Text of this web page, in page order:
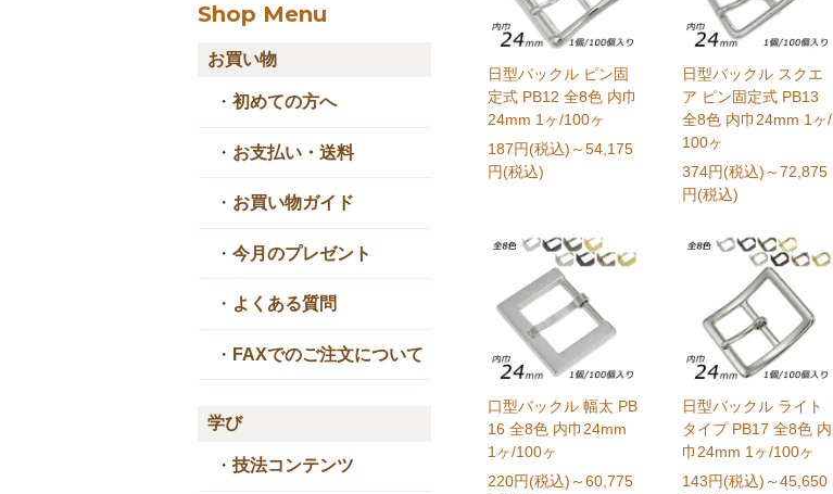
日型バックル ピン固
定式 PB12 全8色 内巾
24mm 1ヶ/100ヶ
187円(税込) ～54,175
円(税込)
日型バックル スクエ
ア ピン固定式 PB13
全8色 内巾24mm 1ヶ/
100ヶ
374円(税込) ～72,875
円(税込)
口型バックル 幅太 PB
16 全8色 内巾24mm
1ヶ/100ヶ
220円(税込) ～60,775
日型バックル ライト
タイプ PB17 全8色 内
巾24mm 1ヶ/100ヶ
143円(税込) ～45,650
Shop Menu
お買い物
・ 初めての方へ
・ お支払い・送料
・ お買い物ガイド
・ 今月のプレゼント
・ よくある質問
・ FAXでのご注文について
学び
・ 技法コンテンツ